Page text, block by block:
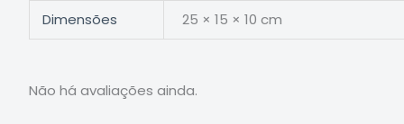
Dimensões 25 × 15 × 10 cm
Não há avaliações ainda.